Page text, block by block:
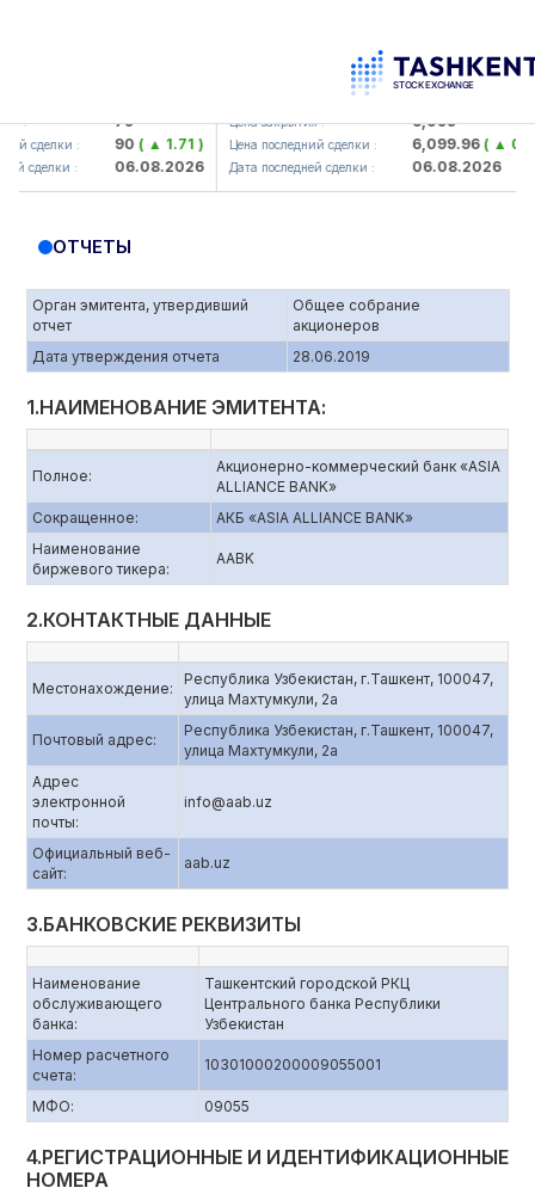
79
: 90 ( ▲ 1.71 )
: 06.08.2026
UZMK (<O'zmetkombinat> AJ)
Цена закрытия : 6,099
Цена последний сделки : 6,099.96( ▲ 0.08 )
Дата последней сделки : 06.08.2026
ОТЧЕТЫ
Орган эмитента, утвердивший
отчет
Общее собрание
акционеров
Дата утверждения отчета
28.06.2019
1.НАИМЕНОВАНИЕ ЭМИТЕНТА:
Полное:
Акционерно-коммерческий банк «ASIA
ALLIANCE BANK»
Сокращенное:
АКБ «ASIA ALLIANCE BANK»
Наименование
биржевого тикера:
AABK
2.КОНТАКТНЫЕ ДАННЫЕ
Местонахождение:
Республика Узбекистан, г.Ташкент, 100047,
улица Махтумкули, 2а
Почтовый адрес:
Республика Узбекистан, г.Ташкент, 100047,
улица Махтумкули, 2а
Адрес
электронной
почты:
info@aab.uz
Официальный веб-
сайт:
aаb.uz
3.БАНКОВСКИЕ РЕКВИЗИТЫ
Наименование
обслуживающего
банка:
Ташкентский городской РКЦ
Центрального банка Республики
Узбекистан
Номер расчетного
счета:
10301000200009055001
МФО: 09055
4.РЕГИСТРАЦИОННЫЕ И ИДЕНТИФИКАЦИОННЫЕ
НОМЕРА